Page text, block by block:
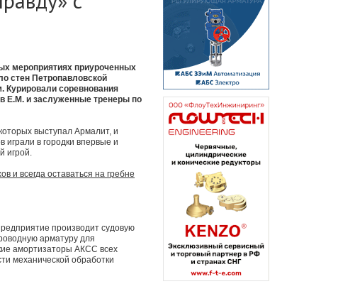
мероприятиях приуроченных
стен Петропавловской
Курировали соревнования
Е.М. и заслуженные тренеры по
выступал Армалит, и
играли в городки впервые и
игрой.
и всегда оставаться на гребне
производит судовую
арматуру для
амортизаторы АКСС всех
механической обработки